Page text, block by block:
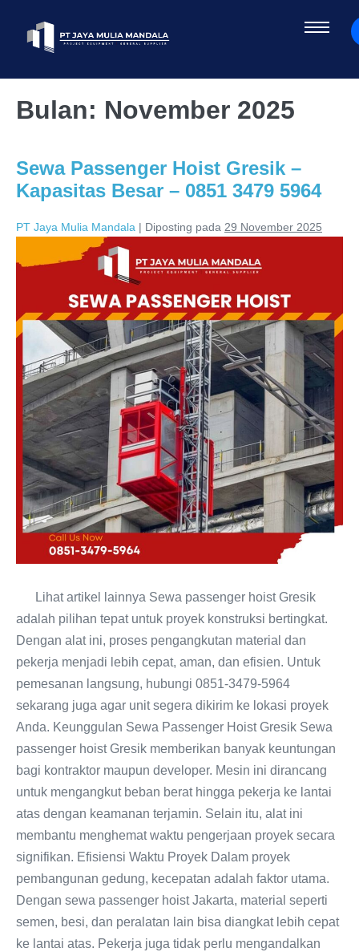
Bulan: November 2025
Sewa Passenger Hoist Gresik –
Kapasitas Besar – 0851 3479 5964
PT Jaya Mulia Mandala | Diposting pada 29 November 2025
Lihat artikel lainnya Sewa passenger hoist Gresik
adalah pilihan tepat untuk proyek konstruksi bertingkat.
Dengan alat ini, proses pengangkutan material dan
pekerja menjadi lebih cepat, aman, dan efisien. Untuk
pemesanan langsung, hubungi 0851-3479-5964
sekarang juga agar unit segera dikirim ke lokasi proyek
Anda. Keunggulan Sewa Passenger Hoist Gresik Sewa
passenger hoist Gresik memberikan banyak keuntungan
bagi kontraktor maupun developer. Mesin ini dirancang
untuk mengangkut beban berat hingga pekerja ke lantai
atas dengan keamanan terjamin. Selain itu, alat ini
membantu menghemat waktu pengerjaan proyek secara
signifikan. Efisiensi Waktu Proyek Dalam proyek
pembangunan gedung, kecepatan adalah faktor utama.
Dengan sewa passenger hoist Jakarta, material seperti
semen, besi, dan peralatan lain bisa diangkat lebih cepat
ke lantai atas. Pekerja juga tidak perlu mengandalkan